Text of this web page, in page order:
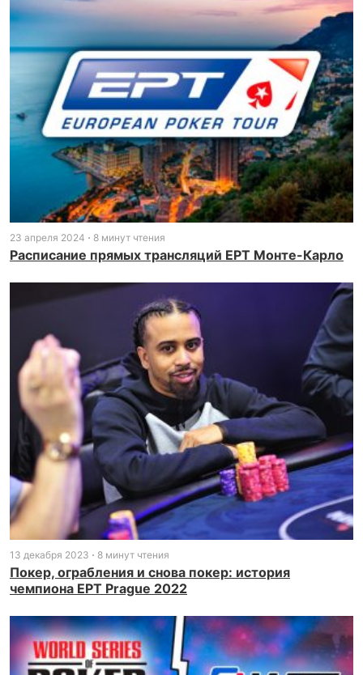
23 апреля 2024 8 минут чтения
Расписание прямых трансляций EPT Монте-Карло
13 декабря 2023 8 минут чтения
Покер, ограбления и снова покер: история
чемпиона EPT Prague 2022